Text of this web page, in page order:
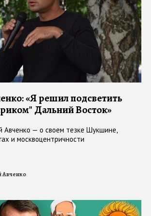
«Я решил подсветить
Дальний Восток»
Авченко — о своем тезке Шукшине,
и москвоцентричности
Авченко